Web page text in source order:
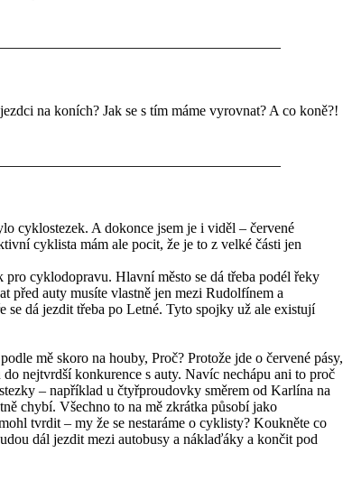
na koních? Jak se s tím máme vyrovnat? A co koně?!
cyklostezek. A dokonce jsem je i viděl – červené
cyklista mám ale pocit, že je to z velké části jen
cyklodopravu. Hlavní město se dá třeba podél řeky
před auty musíte vlastně jen mezi Rudolfínem a
se dá jezdit třeba po Letné. Tyto spojky už ale existují
mě skoro na houby, Proč? Protože jde o červené pásy,
nejtvrdší konkurence s auty. Navíc nechápu ani to proč
– například u čtyřproudovky směrem od Karlína na
chybí. Všechno to na mě zkrátka působí jako
tvrdit – my že se nestaráme o cyklisty? Koukněte co
dál jezdit mezi autobusy a náklaďáky a končit pod